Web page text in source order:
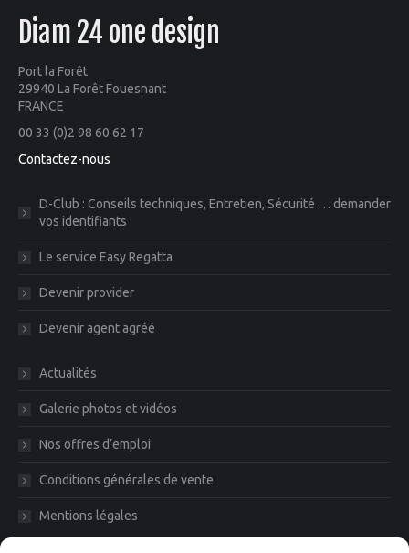
Diam 24 one design
Port la Forêt
29940 La Forêt Fouesnant
FRANCE
00 33 (0)2 98 60 62 17
Contactez-nous
D-Club : Conseils techniques, Entretien, Sécurité … demander
vos identifiants
Le service Easy Regatta
Devenir provider
Devenir agent agréé
Actualités
Galerie photos et vidéos
Nos offres d’emploi
Conditions générales de vente
Mentions légales